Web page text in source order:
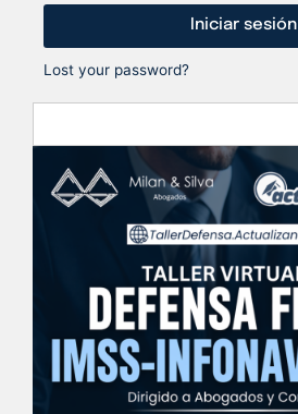
Iniciar sesión
Lost your password?